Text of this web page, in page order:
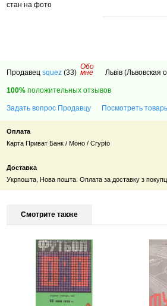
стан на фото
Продавецsquez (33)
Обо
мне Львів (Львовская
100% положительных отзывов
Задать вопрос Продавцу Посмотреть
Оплата
Карта Приват Банк / Моно / Crypto
Доставка
Укрпошта, Нова пошта. Оплата за доставку з
Смотрите также